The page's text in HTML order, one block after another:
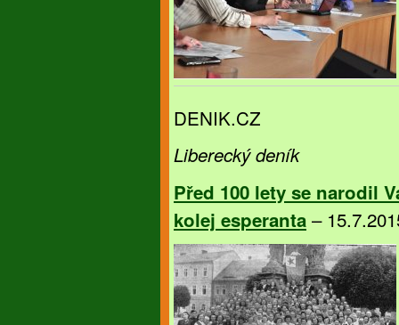
DENIK.CZ
Liberecký deník
Před 100 lety se narodil
kolej esperanta –